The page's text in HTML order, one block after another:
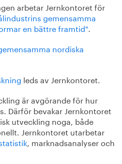
arbetar Jernkontoret för
gemensamma
en bättre framtid".
nordiska
leds av Jernkontoret.
är avgörande för hur
Därför bevakar Jernkontoret
utveckling noga, både
Jernkontoret utarbetar
, marknadsanalyser och